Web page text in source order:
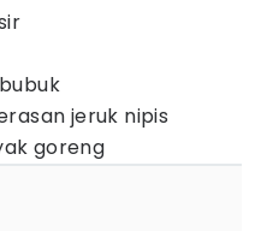
jeruk nipis
goreng